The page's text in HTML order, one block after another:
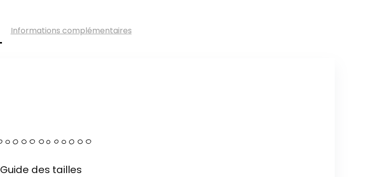
Informations complémentaires
Guide des tailles